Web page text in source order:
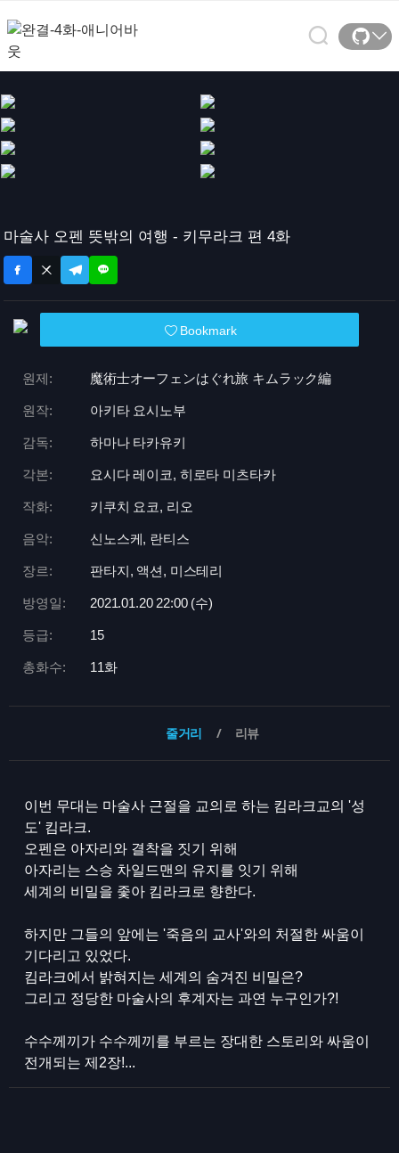
마술사 오펜 뜻밖의 여행 - 키무라크 편 4화
Bookmark
원제: 魔術士オーフェンはぐれ旅 キムラック編
원작: 아키타 요시노부
감독: 하마나 타카유키
각본: 요시다 레이코, 히로타 미츠타카
작화: 키쿠치 요코, 리오
음악: 신노스케, 란티스
장르: 판타지, 액션, 미스테리
방영일: 2021.01.20 22:00 (수)
등급: 15
총화수: 11화
줄거리 리뷰
이번 무대는 마술사 근절을 교의로 하는 킴라크교의 '성
도' 킴라크.
오펜은 아자리와 결착을 짓기 위해
아자리는 스승 차일드맨의 유지를 잇기 위해
세계의 비밀을 좇아 킴라크로 향한다.
하지만 그들의 앞에는 '죽음의 교사'와의 처절한 싸움이
기다리고 있었다.
킴라크에서 밝혀지는 세계의 숨겨진 비밀은?
그리고 정당한 마술사의 후계자는 과연 누구인가?!
수수께끼가 수수께끼를 부르는 장대한 스토리와 싸움이
전개되는 제2장!...